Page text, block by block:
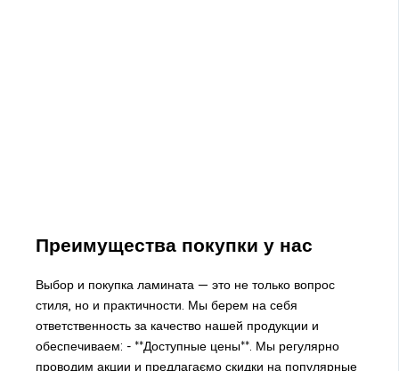
Преимущества покупки у нас
Выбор и покупка ламината — это не только вопрос
стиля, но и практичности. Мы берем на себя
ответственность за качество нашей продукции и
обеспечиваем: - **Доступные цены**. Мы регулярно
проводим акции и предлагаємо скидки на популярные